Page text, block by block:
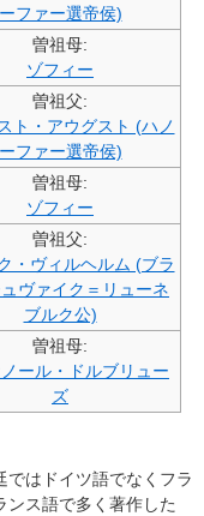
ーファー選帝侯)
曽祖母:
ゾフィー
曽祖父:
ト・アウグスト (ハノ
ーファー選帝侯)
曽祖母:
ゾフィー
曽祖父:
・ヴィルヘルム (ブラ
ヴァイク＝リューネ
ブルク公)
曽祖母:
ール・ドルブリュー
ズ
ではドイツ語でなくフラ
ンス語で多く著作した